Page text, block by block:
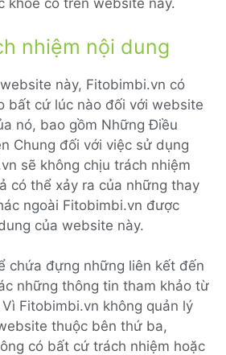
khỏe có trên website này.
nhiệm nội dung
này, Fitobimbi.vn có
bất cứ lúc nào đối với website
nó, bao gồm Những Điều
Chung đối với việc sử dụng
sẽ không chịu trách nhiệm
có thể xảy ra của những thay
ngoài Fitobimbi.vn được
của website này.
chứa đựng những liên kết đến
những thông tin tham khảo từ
Fitobimbi.vn không quản lý
thuộc bên thứ ba,
có bất cứ trách nhiệm hoặc